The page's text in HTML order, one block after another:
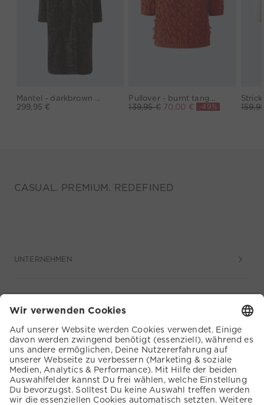
299,95 €
139,95 € 70,00 € -49%
CASUAL. PREMIUM. REDEFINED
UNTERNEHMEN
SERVICE
KUNDENSERVICE